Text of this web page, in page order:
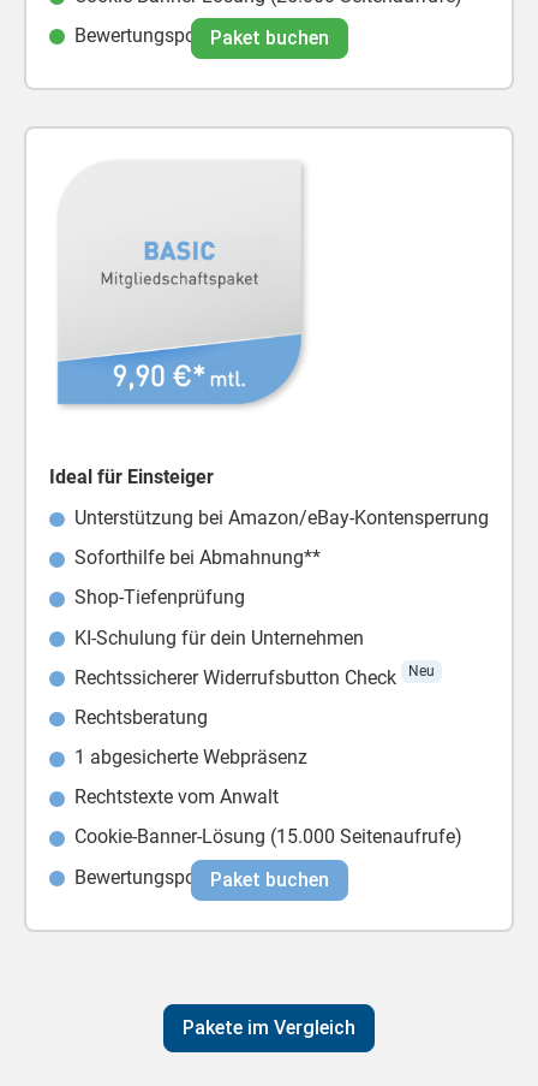
Bewertungsportal Shopauskunft
Paket buchen
Ideal für Einsteiger
Unterstützung bei Amazon/eBay-Kontensperrung
Soforthilfe bei Abmahnung**
Shop-Tiefenprüfung
KI-Schulung für dein Unternehmen
Rechtssicherer Widerrufsbutton Check
Neu
Rechtsberatung
1 abgesicherte Webpräsenz
Rechtstexte vom Anwalt
Cookie-Banner-Lösung (15.000 Seitenaufrufe)
Bewertungsportal Shopauskunft
Paket buchen
Pakete im Vergleich